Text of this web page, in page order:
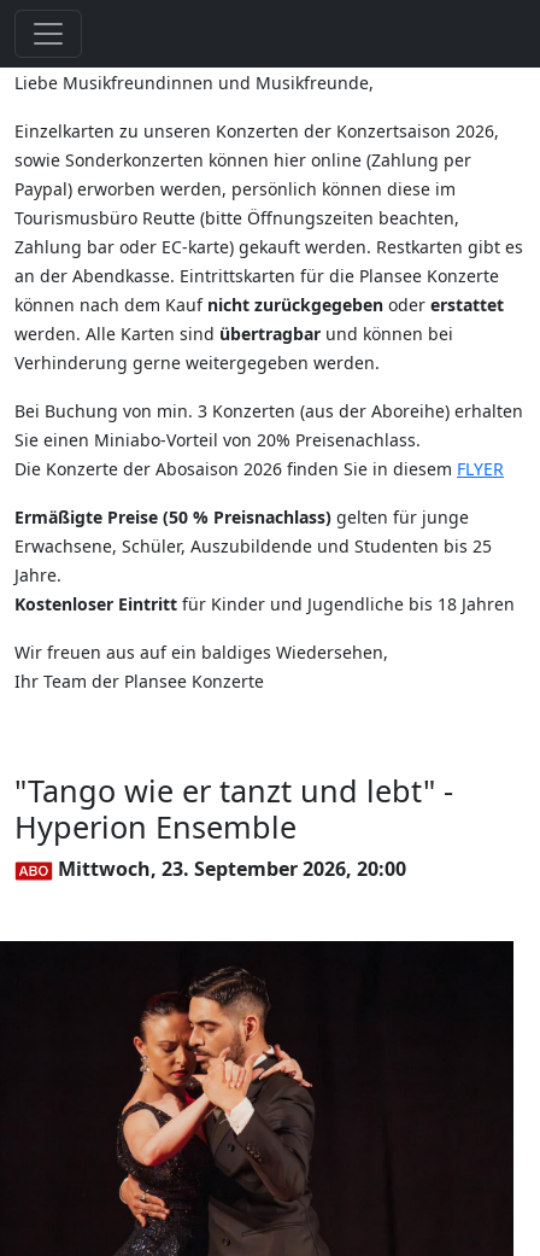
Liebe Musikfreundinnen und Musikfreunde,
Einzelkarten zu unseren Konzerten der Konzertsaison 2026,
sowie Sonderkonzerten können hier online (Zahlung per
Paypal) erworben werden, persönlich können diese im
Tourismusbüro Reutte (bitte Öffnungszeiten beachten,
Zahlung bar oder EC-karte) gekauft werden. Restkarten gibt es
an der Abendkasse. Eintrittskarten für die Plansee Konzerte
können nach dem Kauf nicht zurückgegeben oder erstattet
werden. Alle Karten sind übertragbar und können bei
Verhinderung gerne weitergegeben werden.
Bei Buchung von min. 3 Konzerten (aus der Aboreihe) erhalten
Sie einen Miniabo-Vorteil von 20% Preisenachlass.
Die Konzerte der Abosaison 2026 finden Sie in diesem FLYER
Ermäßigte Preise (50 % Preisnachlass) gelten für junge
Erwachsene, Schüler, Auszubildende und Studenten bis 25
Jahre.
Kostenloser Eintritt für Kinder und Jugendliche bis 18 Jahren
Wir freuen aus auf ein baldiges Wiedersehen,
Ihr Team der Plansee Konzerte
"Tango wie er tanzt und lebt" -
Hyperion Ensemble
Mittwoch, 23. September 2026, 20:00